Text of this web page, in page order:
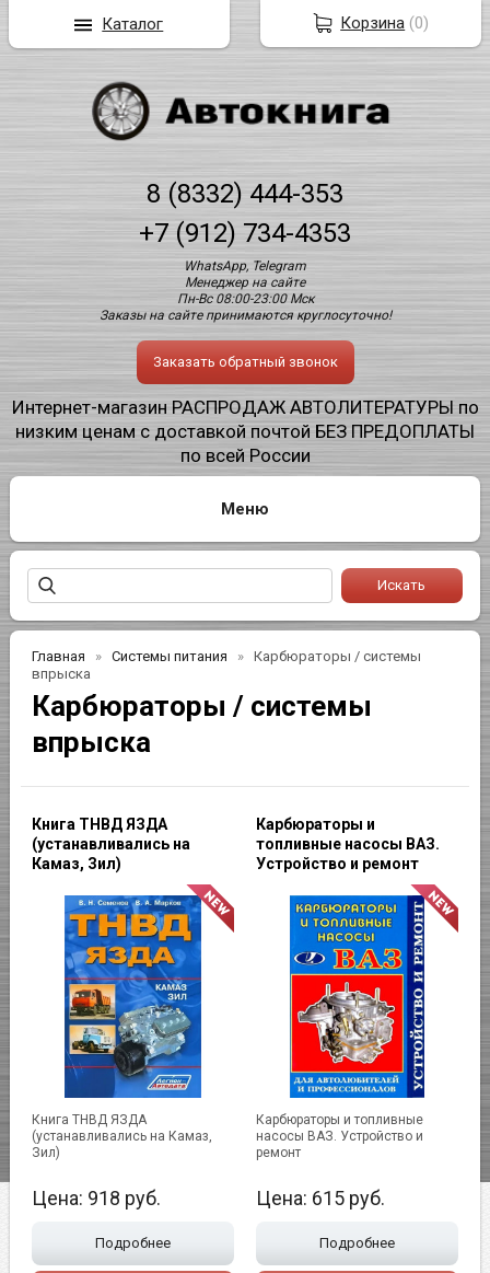
8 (8332) 444-353
+7 (912) 734-4353
WhatsApp, Telegram
Менеджер на сайте
Пн-Вс 08:00-23:00 Мск
Заказы на сайте принимаются круглосуточно!
Заказать обратный звонок
Интернет-магазин РАСПРОДАЖ АВТОЛИТЕРАТУРЫ по
низким ценам с доставкой почтой БЕЗ ПРЕДОПЛАТЫ
по всей России
Главная Системы питания
Карбюраторы / системы
впрыска
Карбюраторы / системы
впрыска
Книга ТНВД ЯЗДА
(устанавливались на
Камаз, Зил)
Книга ТНВД ЯЗДА
(устанавливались на Камаз,
Зил)
Цена: 918 руб.
Подробнее
Карбюраторы и
топливные насосы ВАЗ.
Устройство и ремонт
Карбюраторы и топливные
насосы ВАЗ. Устройство и
ремонт
Цена: 615 руб.
Подробнее
Корзина (0)
Каталог